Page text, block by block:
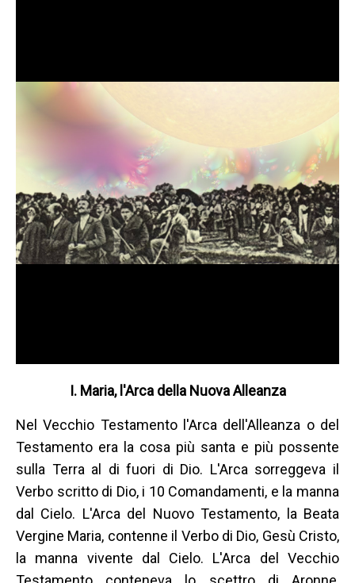
I. Maria, l'Arca della Nuova Alleanza
Nel Vecchio Testamento l'Arca dell'Alleanza o del
Testamento era la cosa più santa e più possente
sulla Terra al di fuori di Dio. L'Arca sorreggeva il
Verbo scritto di Dio, i 10 Comandamenti, e la manna
dal Cielo. L'Arca del Nuovo Testamento, la Beata
Vergine Maria, contenne il Verbo di Dio, Gesù Cristo,
la manna vivente dal Cielo. L'Arca del Vecchio